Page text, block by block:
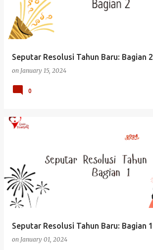
Seputar Resolusi Tahun Baru: Bagian 2
on January 15, 2024
0
Seputar Resolusi Tahun Baru: Bagian 1
on January 01, 2024